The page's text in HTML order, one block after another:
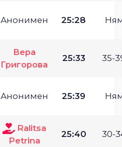
Анонимен 25:28
Вера
Григорова
25:33 35-
Анонимен 25:39
Ralitsa
Petrina
25:40 30-